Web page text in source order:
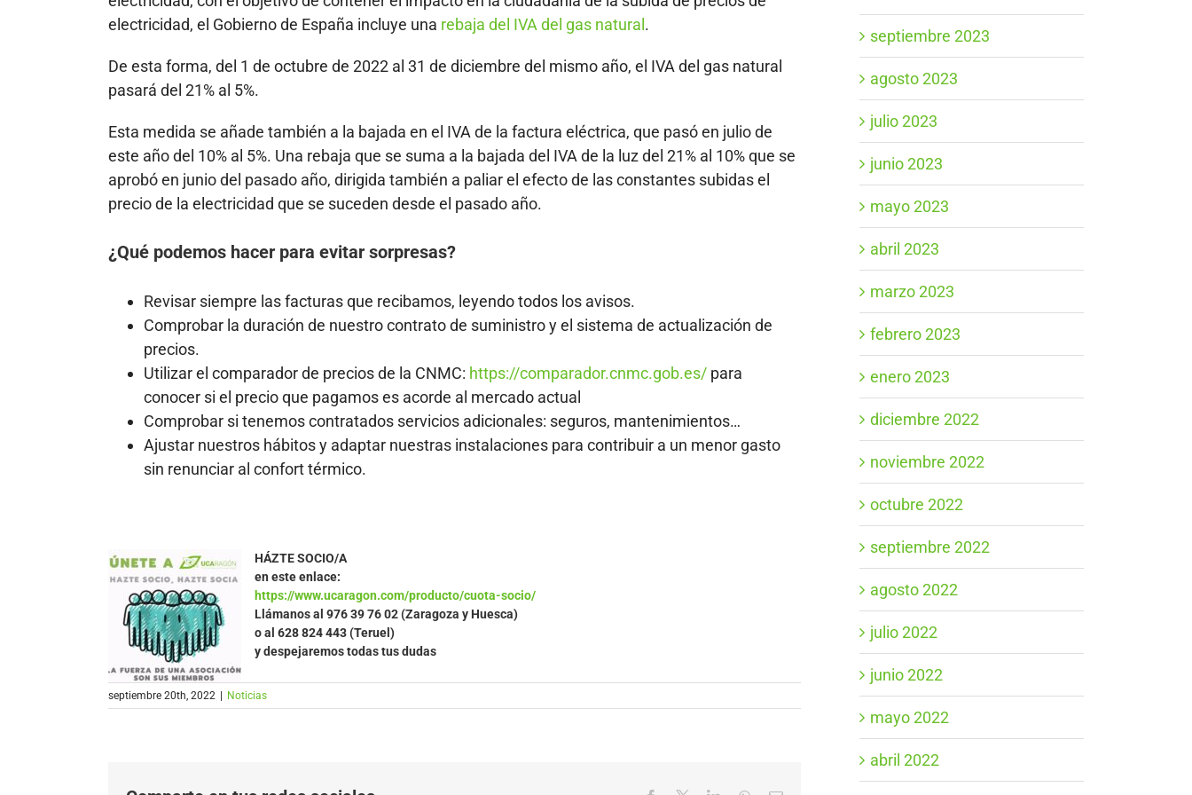
electricidad, el Gobierno de España incluye una rebaja del IVA del gas natural.
De esta forma, del 1 de octubre de 2022 al 31 de diciembre del mismo año, el IVA del gas natural
pasará del 21% al 5%.
Esta medida se añade también a la bajada en el IVA de la factura eléctrica, que pasó en julio de
este año del 10% al 5%. Una rebaja que se suma a la bajada del IVA de la luz del 21% al 10% que se
aprobó en junio del pasado año, dirigida también a paliar el efecto de las constantes subidas el
precio de la electricidad que se suceden desde el pasado año.
¿Qué podemos hacer para evitar sorpresas?
Revisar siempre las facturas que recibamos, leyendo todos los avisos.
Comprobar la duración de nuestro contrato de suministro y el sistema de actualización de
precios.
Utilizar el comparador de precios de la CNMC: https://comparador.cnmc.gob.es/ para
conocer si el precio que pagamos es acorde al mercado actual
Comprobar si tenemos contratados servicios adicionales: seguros, mantenimientos…
Ajustar nuestros hábitos y adaptar nuestras instalaciones para contribuir a un menor gasto
sin renunciar al confort térmico.
HÁZTE SOCIO/A
en este enlace:
https://www.ucaragon.com/producto/cuota-socio/
Llámanos al 976 39 76 02 (Zaragoza y Huesca)
o al 628 824 443 (Teruel)
y despejaremos todas tus dudas
septiembre 20th, 2022 Noticias
septiembre 2023
agosto 2023
julio 2023
junio 2023
mayo 2023
abril 2023
marzo 2023
febrero 2023
enero 2023
diciembre 2022
noviembre 2022
octubre 2022
septiembre 2022
agosto 2022
julio 2022
junio 2022
mayo 2022
abril 2022